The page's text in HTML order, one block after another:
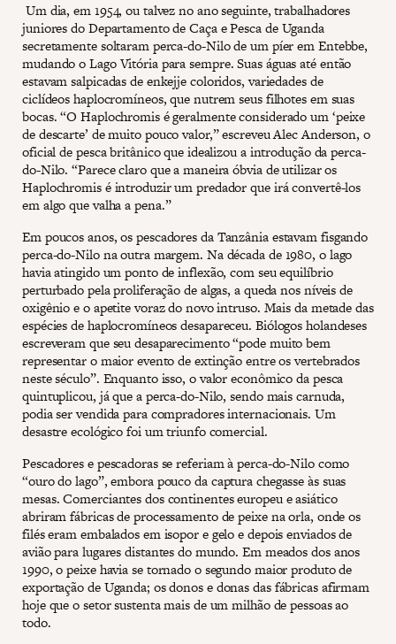
Um dia, em 1954, ou talvez no ano seguinte, trabalhadores
juniores do Departamento de Caça e Pesca de Uganda
secretamente soltaram perca-do-Nilo de um píer em Entebbe,
mudando o Lago Vitória para sempre. Suas águas até então
estavam salpicadas de enkejje coloridos, variedades de
ciclídeos haplocromíneos, que nutrem seus filhotes em suas
bocas. “O Haplochromis é geralmente considerado um ‘peixe
de descarte’ de muito pouco valor,” escreveu Alec Anderson, o
oficial de pesca britânico que idealizou a introdução da perca-
do-Nilo. “Parece claro que a maneira óbvia de utilizar os
Haplochromis é introduzir um predador que irá convertê-los
em algo que valha a pena.”
Em poucos anos, os pescadores da Tanzânia estavam fisgando
perca-do-Nilo na outra margem. Na década de 1980, o lago
havia atingido um ponto de inflexão, com seu equilíbrio
perturbado pela proliferação de algas, a queda nos níveis de
oxigênio e o apetite voraz do novo intruso. Mais da metade das
espécies de haplocromíneos desapareceu. Biólogos holandeses
escreveram que seu desaparecimento “pode muito bem
representar o maior evento de extinção entre os vertebrados
neste século”. Enquanto isso, o valor econômico da pesca
quintuplicou, já que a perca-do-Nilo, sendo mais carnuda,
podia ser vendida para compradores internacionais. Um
desastre ecológico foi um triunfo comercial.
Pescadores e pescadoras se referiam à perca-do-Nilo como
“ouro do lago”, embora pouco da captura chegasse às suas
mesas. Comerciantes dos continentes europeu e asiático
abriram fábricas de processamento de peixe na orla, onde os
filés eram embalados em isopor e gelo e depois enviados de
avião para lugares distantes do mundo. Em meados dos anos
1990, o peixe havia se tornado o segundo maior produto de
exportação de Uganda; os donos e donas das fábricas afirmam
hoje que o setor sustenta mais de um milhão de pessoas ao
todo.